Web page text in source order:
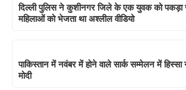
दिल्ली पुलिस ने कुशीनगर जिले के एक युवक को पकड़ा
महिलाओं को भेजता था अश्लील वीडियो
पाकिस्‍तान में नवंबर में होने वाले सार्क सम्‍मेलन में
मोदी